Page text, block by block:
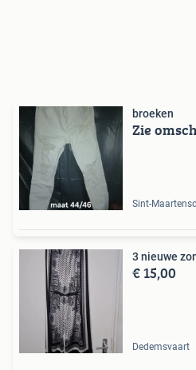
broeken
Zie
Sint-
3 nieuwe
€ 15,00
Dedemsvaart